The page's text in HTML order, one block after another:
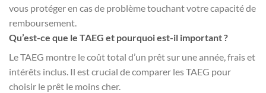
vous protéger en cas de problème touchant votre capacité de
remboursement.
Qu’est-ce que le TAEG et pourquoi est-il important ?
Le TAEG montre le coût total d’un prêt sur une année, frais et
intérêts inclus. Il est crucial de comparer les TAEG pour
choisir le prêt le moins cher.